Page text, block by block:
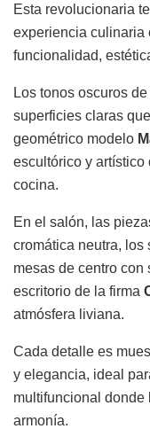
Esta revolucionaria
experiencia culinaria
funcionalidad,
Los tonos oscuros
superficies claras
geométrico modelo
escultórico y artístico
cocina.
En el salón, las
cromática neutra, los
mesas de centro con
escritorio de la firma
atmósfera liviana.
Cada detalle es
y elegancia, ideal
multifuncional donde
armonía.